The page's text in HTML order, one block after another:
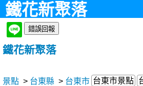
鐵花新聚落
鐵花新聚落
景點 > 台東縣 > 台東市 台東市景點